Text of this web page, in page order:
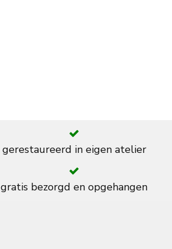
gerestaureerd in eigen atelier
gratis bezorgd en opgehangen